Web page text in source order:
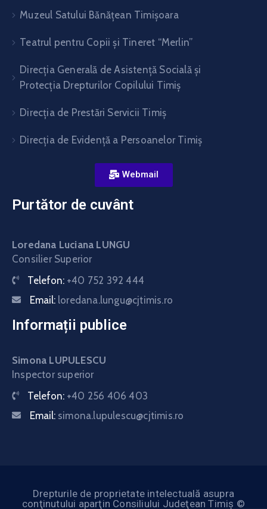
Muzeul Satului Bănăţean Timişoara
Teatrul pentru Copii şi Tineret “Merlin”
Direcția Generală de Asistență Socială și
Protecția Drepturilor Copilului Timiș
Direcţia de Prestări Servicii Timiş
Direcţia de Evidenţă a Persoanelor Timiş
Webmail
Purtător de cuvânt
Loredana Luciana LUNGU
Consilier Superior
Telefon: +40 752 392 444
Email: loredana.lungu@cjtimis.ro
Informații publice
Simona LUPULESCU
Inspector superior
Telefon: +40 256 406 403
Email: simona.lupulescu@cjtimis.ro
Drepturile de proprietate intelectuală asupra
conţinutului aparţin Consiliului Judeţean Timiş ©